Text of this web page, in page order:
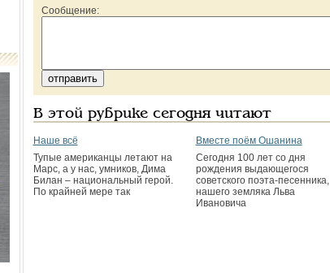
Сообщение:
В этой рубрике сегодня читают
Наше всё
Тупые американцы летают на
Марс, а у нас, умников, Дима
Билан – национальный герой.
По крайней мере так
Вместе поём Ошанина
Сегодня 100 лет со дня
рождения выдающегося
советского поэта-песенника,
нашего земляка Льва
Ивановича